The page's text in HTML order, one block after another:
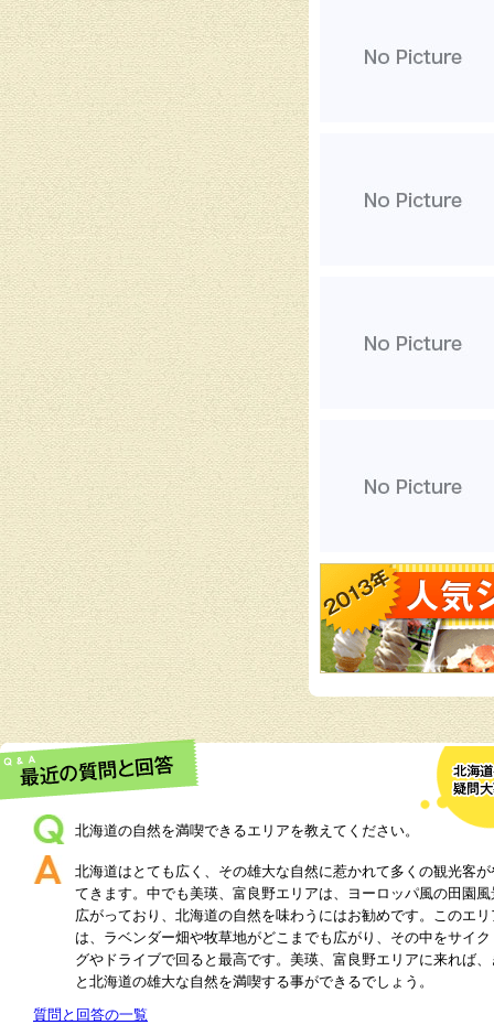
北海道の自然を満喫できるエリアを教えてください。
北海道はとても広く、その雄大な自然に惹かれて多くの観光客が
てきます。中でも美瑛、富良野エリアは、ヨーロッパ風の田園風
広がっており、北海道の自然を味わうにはお勧めです。このエリ
は、ラベンダー畑や牧草地がどこまでも広がり、その中をサイク
グやドライブで回ると最高です。美瑛、富良野エリアに来れば、
と北海道の雄大な自然を満喫する事ができるでしょう。
質問と回答の一覧